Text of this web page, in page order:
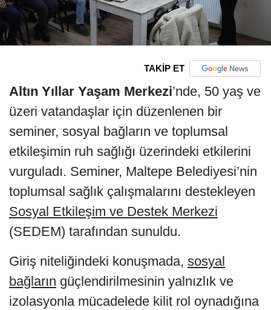
TAKİP ET
Altın Yıllar Yaşam Merkezi’nde, 50 yaş ve
üzeri vatandaşlar için düzenlenen bir
seminer, sosyal bağların ve toplumsal
etkileşimin ruh sağlığı üzerindeki etkilerini
vurguladı. Seminer, Maltepe Belediyesi’nin
toplumsal sağlık çalışmalarını destekleyen
Sosyal Etkileşim ve Destek Merkezi
(SEDEM) tarafından sunuldu.
Giriş niteliğindeki konuşmada, sosyal
bağların güçlendirilmesinin yalnızlık ve
izolasyonla mücadelede kilit rol oynadığına